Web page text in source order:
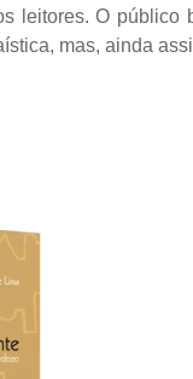
leitores. O
mas, ainda